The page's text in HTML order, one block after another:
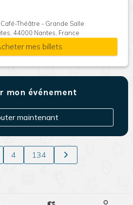
Théâtre - Grande Salle
44000 Nantes, France
mes billets
mon événement
maintenant
4 134